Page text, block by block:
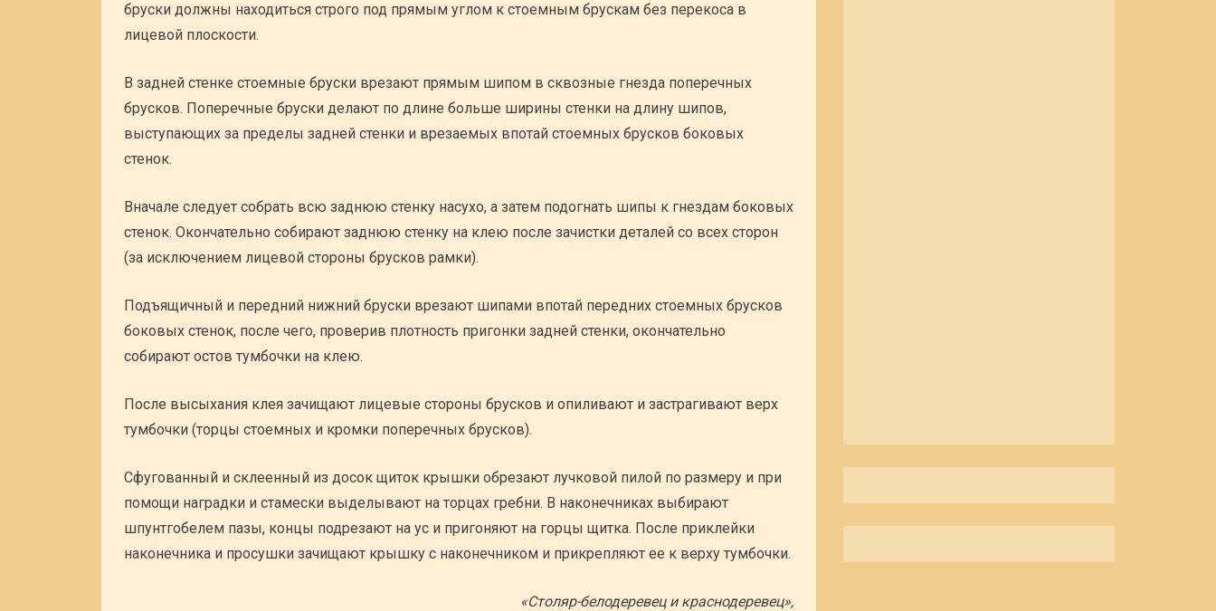
бруски должны находиться строго под прямым углом к стоемным брускам без перекоса в
лицевой плоскости.
В задней стенке стоемные бруски врезают прямым шипом в сквозные гнезда поперечных
брусков. Поперечные бруски делают по длине больше ширины стенки на длину шипов,
выступающих за пределы задней стенки и врезаемых впотай стоемных брусков боковых
стенок.
Вначале следует собрать всю заднюю стенку насухо, а затем подогнать шипы к гнездам боковых
стенок. Окончательно собирают заднюю стенку на клею после зачистки деталей со всех сторон
(за исключением лицевой стороны брусков рамки).
Подъящичный и передний нижний бруски врезают шипами впотай передних стоемных брусков
боковых стенок, после чего, проверив плотность пригонки задней стенки, окончательно
собирают остов тумбочки на клею.
После высыхания клея зачищают лицевые стороны брусков и опиливают и застрагивают верх
тумбочки (торцы стоемных и кромки поперечных брусков).
Сфугованный и склеенный из досок щиток крышки обрезают лучковой пилой по размеру и при
помощи наградки и стамески выделывают на торцах гребни. В наконечниках выбирают
шпунтгобелем пазы, концы подрезают на ус и пригоняют на горцы щитка. После приклейки
наконечника и просушки зачищают крышку с наконечником и прикрепляют ее к верху тумбочки.
«Столяр-белодеревец и краснодеревец»,